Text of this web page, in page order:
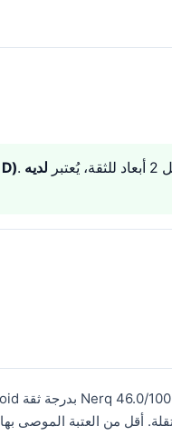
46.0/100 (الدرجة D) لديه
الموصى بها 70. الأمان: 70/100. الشعبية: 15/100. البيانات مصدرها